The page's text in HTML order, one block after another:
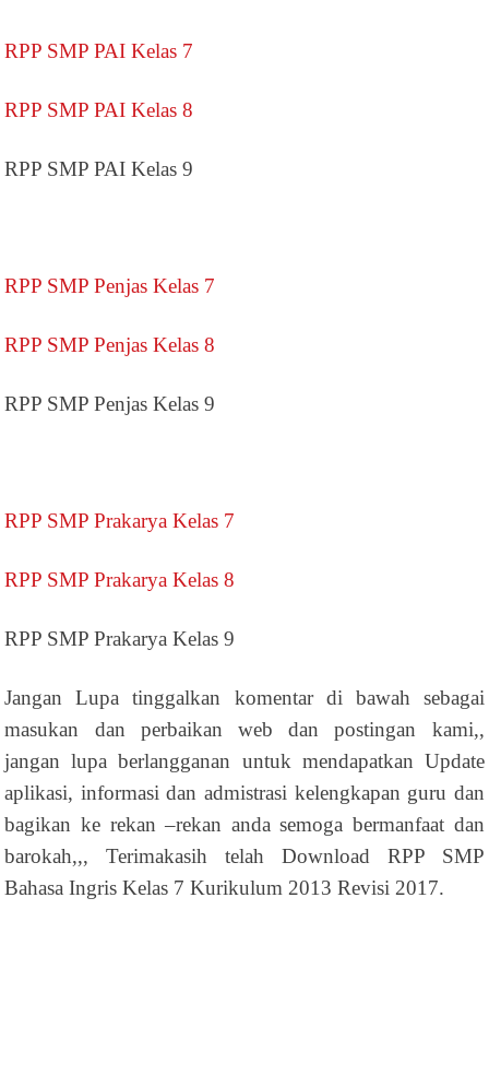
RPP SMP PAI Kelas 7
RPP SMP PAI Kelas 8
RPP SMP PAI Kelas 9
RPP SMP Penjas Kelas 7
RPP SMP Penjas Kelas 8
RPP SMP Penjas Kelas 9
RPP SMP Prakarya Kelas 7
RPP SMP Prakarya Kelas 8
RPP SMP Prakarya Kelas 9
Jangan Lupa tinggalkan komentar di bawah sebagai
masukan dan perbaikan web dan postingan kami,,
jangan lupa berlangganan untuk mendapatkan Update
aplikasi, informasi dan admistrasi kelengkapan guru dan
bagikan ke rekan –rekan anda semoga bermanfaat dan
barokah,,, Terimakasih telah Download RPP SMP
Bahasa Ingris Kelas 7 Kurikulum 2013 Revisi 2017.